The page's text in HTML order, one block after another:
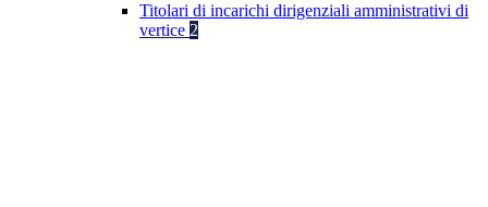
Titolari di incarichi dirigenziali amministrativi di
vertice 2